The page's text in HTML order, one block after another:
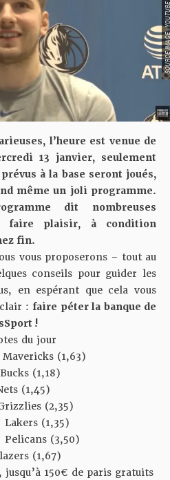
SOURCE
l’heure est venue de
13 janvier, seulement
à la base seront joués,
même un joli programme.
dit nombreuses
faire plaisir, à condition
fin.
vous proposerons – tout au
conseils pour guider les
en espérant que cela vous
clair :faire péter la banque de
!
du jour
(1,63)
(1,18)
(1,45)
(2,35)
(1,35)
Pelicans (3,50)
(1,67)
150€ de paris gratuits